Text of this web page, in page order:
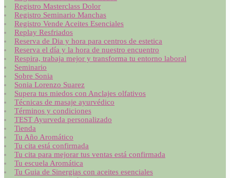
Registro Masterclass Dolor
Registro Seminario Manchas
Registro Vende Aceites Esenciales
Replay Resfriados
Reserva de Dia y hora para centros de estetica
Reserva el día y la hora de nuestro encuentro
Respira, trabaja mejor y transforma tu entorno laboral
Seminario
Sobre Sonia
Sonia Lorenzo Suarez
Supera tus miedos con Anclajes olfativos
Técnicas de masaje ayurvédico
Términos y condiciones
TEST Ayurveda personalizado
Tienda
Tu Año Aromático
Tu cita está confirmada
Tu cita para mejorar tus ventas está confirmada
Tu escuela Aromática
Tu Guia de Sinergias con aceites esenciales